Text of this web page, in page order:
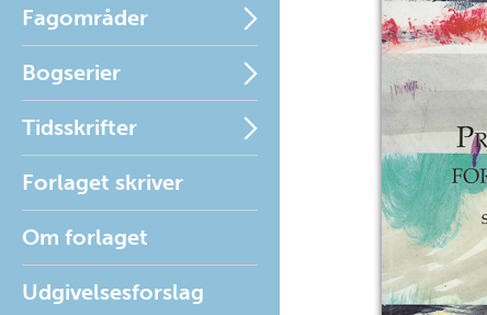
Fagområder
Bogserier
Tidsskrifter
Forlaget skriver
Om forlaget
Udgivelsesforslag